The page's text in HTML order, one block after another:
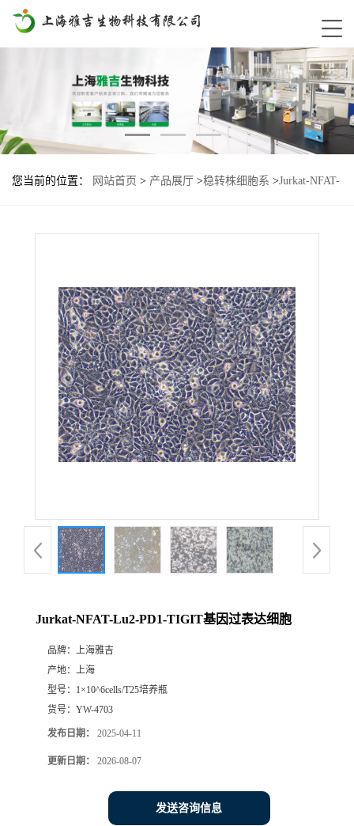
您当前的位置： 网站首页 > 产品展厅 >稳转株细胞系 >Jurkat-NFAT-
Jurkat-NFAT-Lu2-PD1-TIGIT基因过表达细胞
品牌： 上海雅吉
产地： 上海
型号： 1×10^6cells/T25培养瓶
货号： YW-4703
发布日期： 2025-04-11
更新日期： 2026-08-07
发送咨询信息